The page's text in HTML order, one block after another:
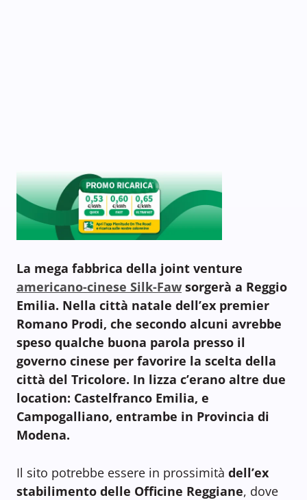
La mega fabbrica della joint venture
americano-cinese Silk-Faw sorgerà a Reggio
Emilia. Nella città natale dell’ex premier
Romano Prodi, che secondo alcuni avrebbe
speso qualche buona parola presso il
governo cinese per favorire la scelta della
città del Tricolore. In lizza c’erano altre due
location: Castelfranco Emilia, e
Campogalliano, entrambe in Provincia di
Modena.
Il sito potrebbe essere in prossimità dell’ex
stabilimento delle Officine Reggiane, dove